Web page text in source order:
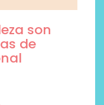
son
de